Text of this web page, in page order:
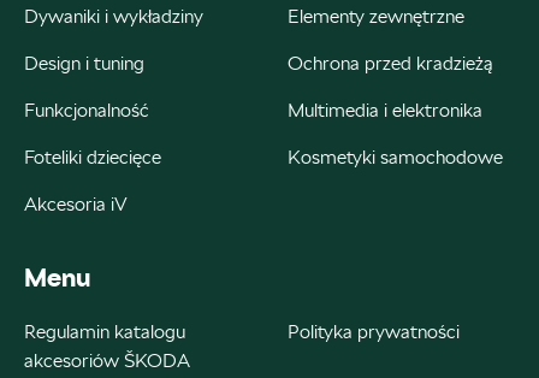
ul. 3 Maja 60, Sosnowiec
ul. Plutonowego Szkubacza 4, Zabrze
Dywaniki i wykładziny Elementy zewnętrzne
Design i tuning Ochrona przed kradzieżą
Funkcjonalność Multimedia i elektronika
Foteliki dziecięce Kosmetyki samochodowe
Akcesoria iV
Menu
Regulamin katalogu
akcesoriów ŠKODA
Polityka prywatności